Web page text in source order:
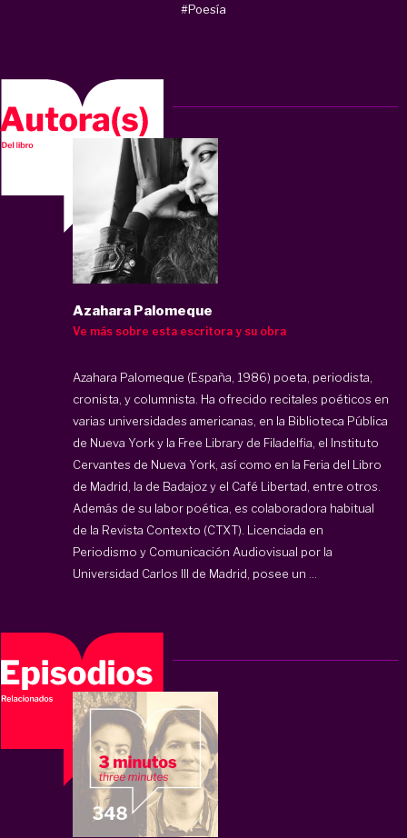
#Poesía
Azahara Palomeque
Ve más sobre esta escritora y su obra
Azahara Palomeque (España, 1986) poeta, periodista,
cronista, y columnista. Ha ofrecido recitales poéticos en
varias universidades americanas, en la Biblioteca Pública
de Nueva York y la Free Library de Filadelfia, el Instituto
Cervantes de Nueva York, así como en la Feria del Libro
de Madrid, la de Badajoz y el Café Libertad, entre otros.
Además de su labor poética, es colaboradora habitual
de la Revista Contexto (CTXT). Licenciada en
Periodismo y Comunicación Audiovisual por la
Universidad Carlos III de Madrid, posee un ...